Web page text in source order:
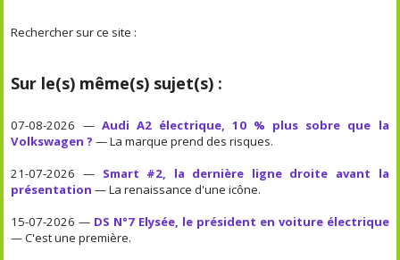
Rechercher sur ce site :
Sur le(s) même(s) sujet(s) :
07-08-2026 — Audi A2 électrique, 10 % plus sobre que la
Volkswagen ? — La marque prend des risques.
21-07-2026 — Smart #2, la dernière ligne droite avant la
présentation — La renaissance d'une icône.
15-07-2026 — DS N°7 Elysée, le président en voiture électrique
— C'est une première.